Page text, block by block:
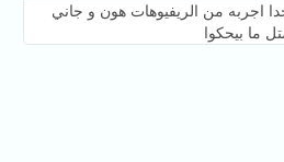
اجربه من الريفيوهات هون و جاني
ما بيحكوا